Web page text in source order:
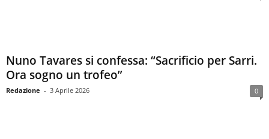
Nuno Tavares si confessa: “Sacrificio per Sarri.
Ora sogno un trofeo”
Redazione - 3 Aprile 2026 0